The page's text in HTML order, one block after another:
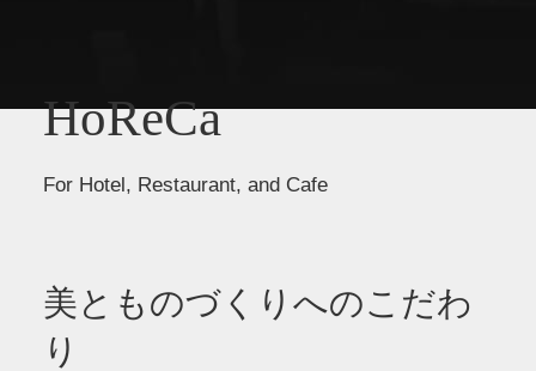
HoReCa
For Hotel, Restaurant, and Cafe
美とものづくりへのこだわ
り